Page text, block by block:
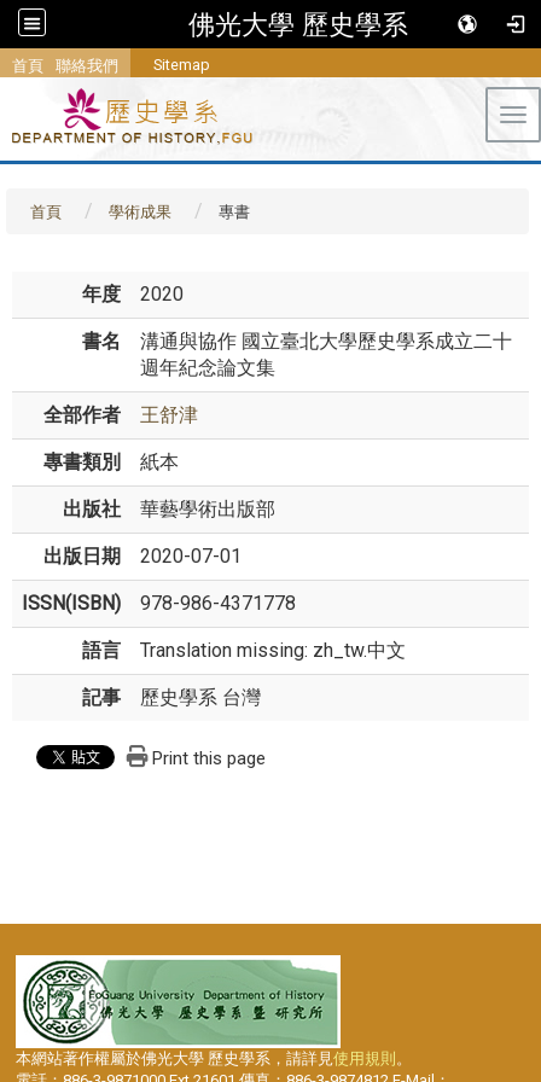
佛光大學 歷史學系
首頁 聯絡我們 Sitemap
首頁 學術成果 專書
年度 2020
書名
溝通與協作 國立臺北大學歷史學系成立二十
週年紀念論文集
全部作者 王舒津
專書類別 紙本
出版社 華藝學術出版部
出版日期 2020-07-01
ISSN(ISBN) 978-986-4371778
語言 Translation missing: zh_tw.中文
記事 歷史學系 台灣
Print this page
本網站著作權屬於佛光大學 歷史學系，請詳見 使用規則 。